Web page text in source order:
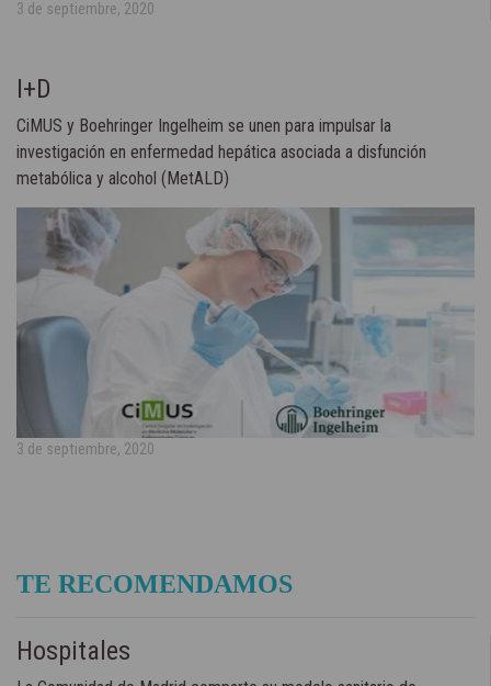
3 de septiembre, 2020
I+D
CiMUS y Boehringer Ingelheim se unen para impulsar la
investigación en enfermedad hepática asociada a disfunción
metabólica y alcohol (MetALD)
3 de septiembre, 2020
TE RECOMENDAMOS
Hospitales